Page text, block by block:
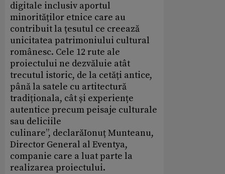
digitale inclusiv aportul
minorităților etnice care au
contribuit la țesutul ce creează
unicitatea patrimoniului cultural
românesc. Cele 12 rute ale
proiectului ne dezvăluie atât
trecutul istoric, de la cetăți antice,
până la satele cu artitectură
tradiționala, cât și experiențe
autentice precum peisaje culturale
sau deliciile
culinare”, declarăIonuț Munteanu,
Director General al Eventya,
companie care a luat parte la
realizarea proiectului.